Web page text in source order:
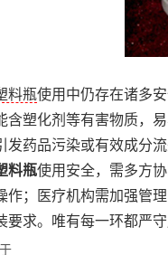
料瓶使用中仍存在诸多
含塑化剂等有害物质，
发药品污染或有效成分
料瓶使用安全，需多方
作；医疗机构需加强管
要求。唯有每一环都严